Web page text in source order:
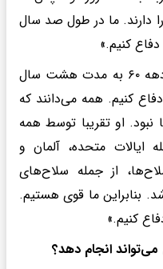
را دارند. ما در طول صد سال
کنیم.»
او ادامه داد: «ما مجبور بودیم در دهه ۶۰ به مدت هشت سال
کنیم. همه می‌دانند که
او تقریبا توسط همه
متحده، آلمان و
از جمله سلاح‌های
بنابراین ما قوی هستیم.
کنیم.»
انجام دهد؟